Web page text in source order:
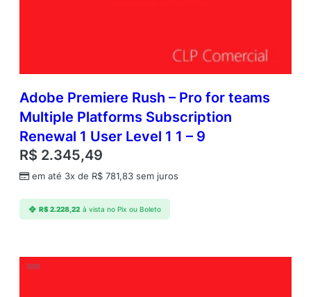
Adobe Premiere Rush – Pro for teams
Multiple Platforms Subscription
Renewal 1 User Level 1 1 – 9
R$ 2.345,49
em até 3x de R$ 781,83 sem juros
R$2.228,22 à vista no Pix ou Boleto